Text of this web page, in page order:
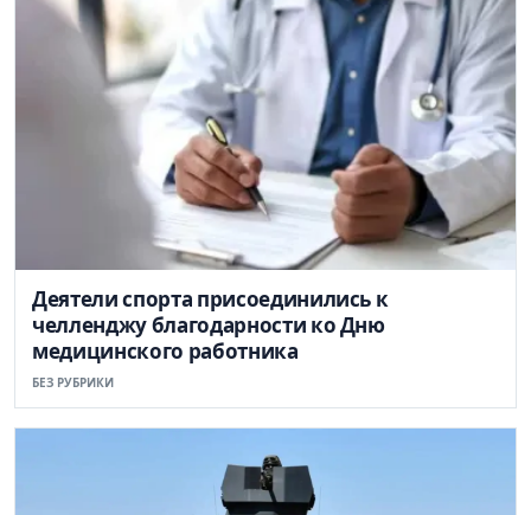
Деятели спорта присоединились к
челленджу благодарности ко Дню
медицинского работника
БЕЗ РУБРИКИ